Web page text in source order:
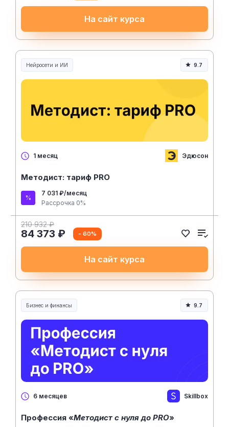
На сайт курса
Нейросети и ИИ
Нейросети и искусственный интеллект
9.7
1 месяц Эдюсон
Методист: тариф PRO
7 031 ₽/месяц
Рассрочка 0%
210 932 ₽
84 373 ₽ - 60%
На сайт курса
Бизнес и финансы 9.7
6 месяцев Skillbox
Профессия «Методист с нуля до PRO»